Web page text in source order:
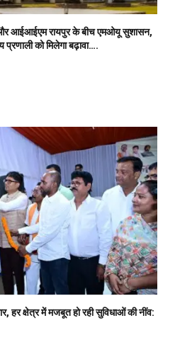
और आईआईएम रायपुर के बीच एमओयू सुशासन,
प्रणाली को मिलेगा बढ़ावा….
हर क्षेत्र में मजबूत हो रही सुविधाओं की नींव: